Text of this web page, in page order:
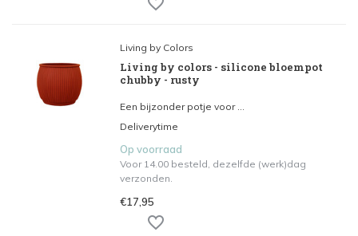
Living by Colors
Living by colors - silicone bloempot
chubby - rusty
Een bijzonder potje voor ...
Deliverytime
Op voorraad
Voor 14.00 besteld, dezelfde (werk)dag
verzonden.
€17,95